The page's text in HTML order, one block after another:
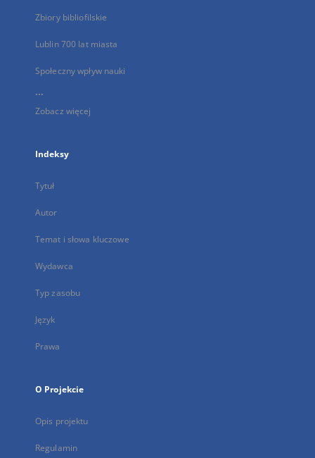
Zbiory bibliofilskie
Lublin 700 lat miasta
Społeczny wpływ nauki
...
Zobacz więcej
Indeksy
Tytuł
Autor
Temat i słowa kluczowe
Wydawca
Typ zasobu
Język
Prawa
O Projekcie
Opis projektu
Regulamin